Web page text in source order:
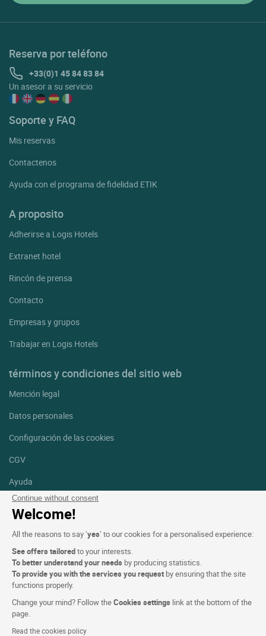
Continue without consent
Welcome!
All the reasons to say ‘yes’ to our cookies for a personalised experience:
See offers tailoredto your interests.
To better understand your needs by producing statistics.
To provide you with the services you request by ensuring that the site
functions properly.
Change your mind? Follow theCookies settings link at the bottom of the
page.
Read the cookies policy
Reserva por teléfono
+33(0)1 45 84 83 84
Un asesor a su servicio
Soporte y FAQ
Mis reservas
Contactenos
Ayuda con el programa de fidelidad ETIK
A proposito
Adherirse a Logis Hotels
Extranet hotel
Rincón de prensa
Contacto
Empresas y grupos
Trabajar en Logis Hotels
términos y condiciones del sitio web
Mención legal
Datos personales
Configuración de las cookies
CGV
Ayuda
Mapa del sitio
fotografías
Síguenos
Facebook
Instagram
Linkedin